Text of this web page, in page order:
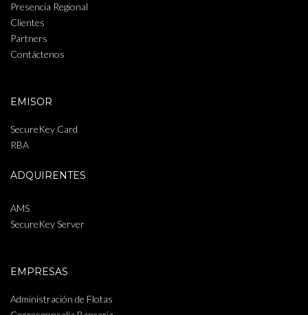
Presencia Regional
Clientes
Partners
Contáctenos
EMISOR
SecureKey Card
RBA
ADQUIRENTES
AMS
SecureKey Server
EMPRESAS
Administración de Flotas